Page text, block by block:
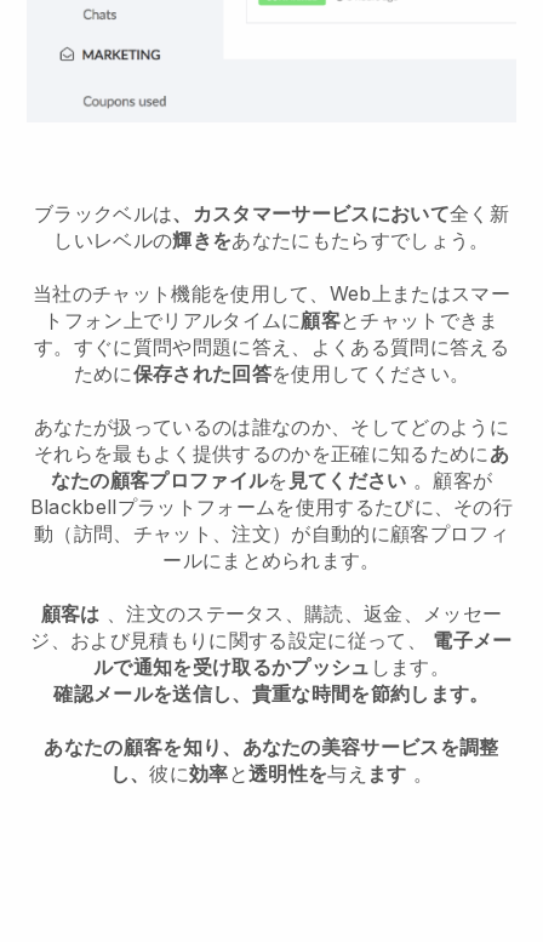
ブラックベルは、カスタマーサービスにおいて全く新
しいレベルの輝きをあなたにもたらすでしょう。
当社のチャット機能を使用して、Web上またはスマー
トフォン上でリアルタイムに顧客とチャットできま
す。すぐに質問や問題に答え、よくある質問に答える
ために保存された回答を使用してください。
あなたが扱っているのは誰なのか、そしてどのように
それらを最もよく提供するのかを正確に知るために あ
なたの顧客プロファイルを 見てください 。顧客が
Blackbellプラットフォームを使用するたびに、その行
動（訪問、チャット、注文）が自動的に顧客プロフィ
ールにまとめられます。
顧客は 、注文のステータス、購読、返金、メッセー
ジ、および見積もりに関する設定に従って、 電子メー
ルで通知を受け取るかプッシュ します。
確認メールを送信し、貴重な時間を節約します。
あなたの顧客を知り、あなたの美容サービスを調整
し、彼に効率と透明性を与え ます 。